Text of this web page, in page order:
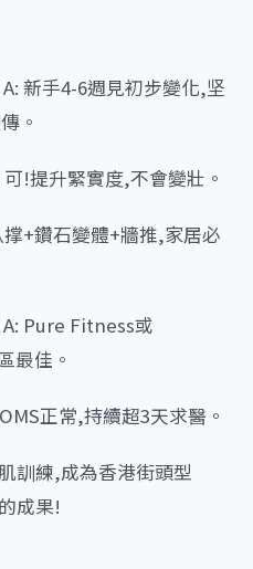
A: 新手4-6週見初步變化,坚
。
可!提升緊實度,不會變壯。
撑+鑽石變體+牆推,家居必
A: Pure Fitness或
最佳。
正常,持續超3天求醫。
訓練,成為香港街頭型
成果!